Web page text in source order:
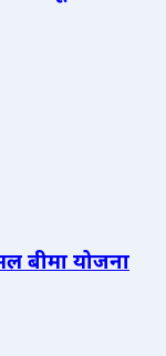
बीमा योजना